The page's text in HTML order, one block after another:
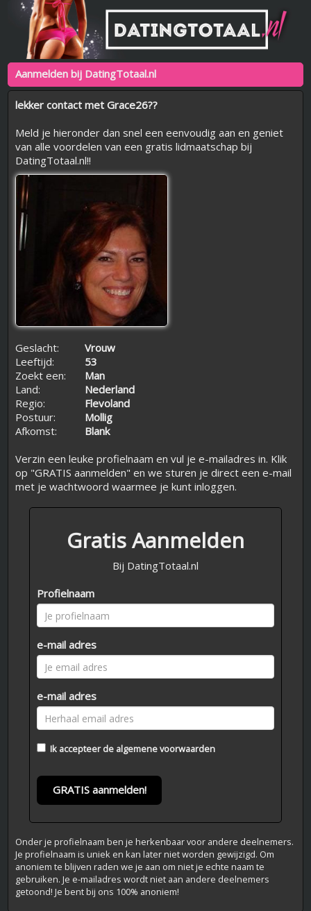
Aanmelden bij DatingTotaal.nl
lekker contact met Grace26??
Meld je hieronder dan snel een eenvoudig aan en geniet
van alle voordelen van een gratis lidmaatschap bij
DatingTotaal.nl!!
Geslacht:
Vrouw
Leeftijd:
53
Zoekt een:
Man
Land:
Nederland
Regio:
Flevoland
Postuur:
Mollig
Afkomst:
Blank
Verzin een leuke profielnaam en vul je e-mailadres in. Klik
op "GRATIS aanmelden" en we sturen je direct een e-mail
met je wachtwoord waarmee je kunt inloggen.
Gratis Aanmelden
Bij DatingTotaal.nl
Profielnaam
e-mail adres
e-mail adres
Ik accepteer de algemene voorwaarden
GRATIS aanmelden!
Onder je profielnaam ben je herkenbaar voor andere deelnemers.
Je profielnaam is uniek en kan later niet worden gewijzigd. Om
anoniem te blijven raden we je aan om niet je echte naam te
gebruiken. Je e-mailadres wordt niet aan andere deelnemers
getoond! Je bent bij ons 100% anoniem!